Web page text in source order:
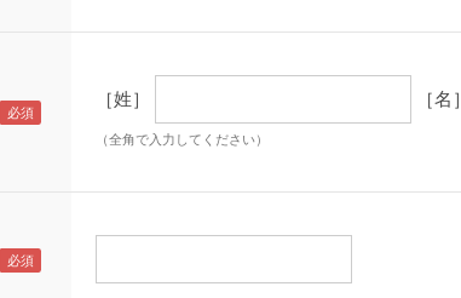
［姓］ ［名］
（全角で入力してください）